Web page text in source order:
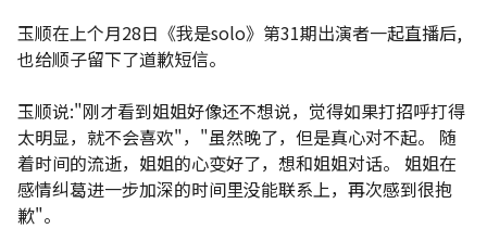
玉顺在上个月28日《我是solo》第31期出演者一起直播后,
也给顺子留下了道歉短信。
玉顺说:"刚才看到姐姐好像还不想说，觉得如果打招呼打得
太明显，就不会喜欢"，"虽然晚了，但是真心对不起。 随
着时间的流逝，姐姐的心变好了，想和姐姐对话。 姐姐在
感情纠葛进一步加深的时间里没能联系上，再次感到很抱
歉"。